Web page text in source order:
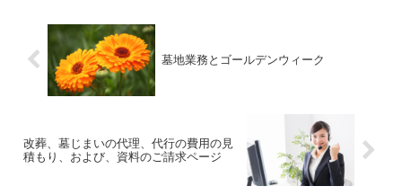
墓地業務とゴールデンウィーク
改葬、墓じまいの代理、代行の費用の見
積もり、および、資料のご請求ページ